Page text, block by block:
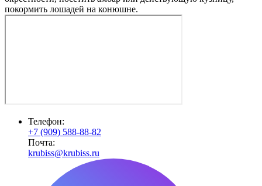
покормить лошадей на конюшне.
Телефон:
+7 (909) 588-88-82
Почта:
krubiss@krubiss.ru